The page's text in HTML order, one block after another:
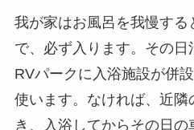
我が家はお風呂を我慢す
で、必ず入ります。その
RVパークに入浴施設が併
使います。なければ、近
き、入浴してからその日の